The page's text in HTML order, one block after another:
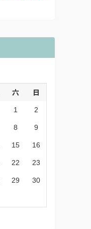
六 日
1 2
8 9
15 16
22 23
29 30